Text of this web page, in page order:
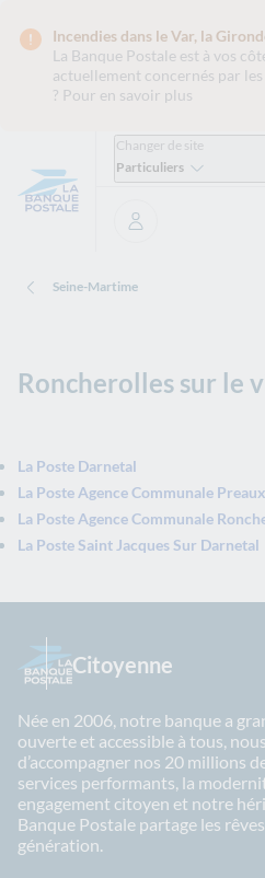
Incendies dans le Var, la
La Banque Postale est à vos
actuellement concernés par
? Pour en savoir plus
Changer de site
Particuliers
Se connecter
Seine-Martime
Roncherolles sur le
La Poste Darnetal
La Poste Agence Communale
La Poste Agence Communale
La Poste Saint Jacques Sur Darnetal
Citoyenne
Née en 2006, notre banque a
ouverte et accessible à tous,
d’accompagner nos 20 millions
services performants, la
engagement citoyen et notre
Banque Postale partage les
génération.